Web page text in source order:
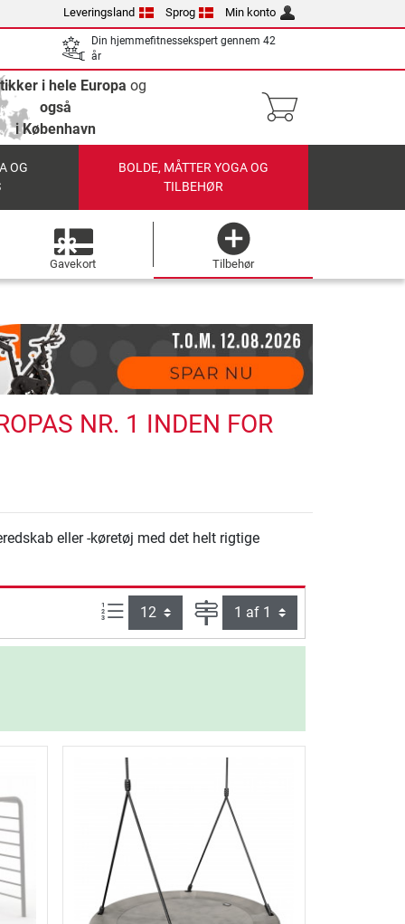
Leveringsland Sprog Min konto
Din hjemmefitnessekspert gennem 42
år
i hele Europa og
også
i København
OG
BOLDE, MÅTTER YOGA OG
TILBEHØR
Gavekort Tilbehør
NR. 1 INDEN FOR
eller -køretøj med det helt rigtige
Artikel pr. side: Side